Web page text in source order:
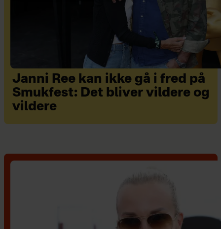
Janni Ree kan ikke gå i fred på
Smukfest: Det bliver vildere og
vildere